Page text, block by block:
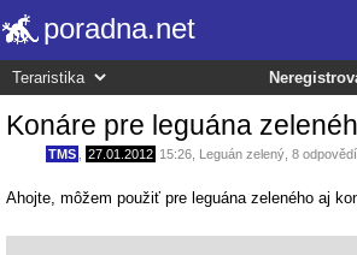
poradna.net
Konáre pre leguána
TMS 27.01.2012 15:26 Leguán zelený , 8
Ahojte, môžem použiť pre leguána zeleného aj